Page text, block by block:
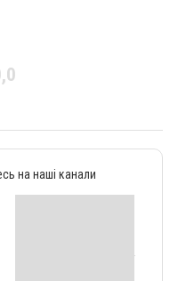
на наші канали